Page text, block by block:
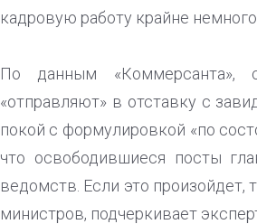
кадровую работу крайне
По данным «Коммерсанта»,
«отправляют» в отставку с
покой с формулировкой «по
что освободившиеся посты
ведомств. Если это произойдет,
министров, подчеркивает